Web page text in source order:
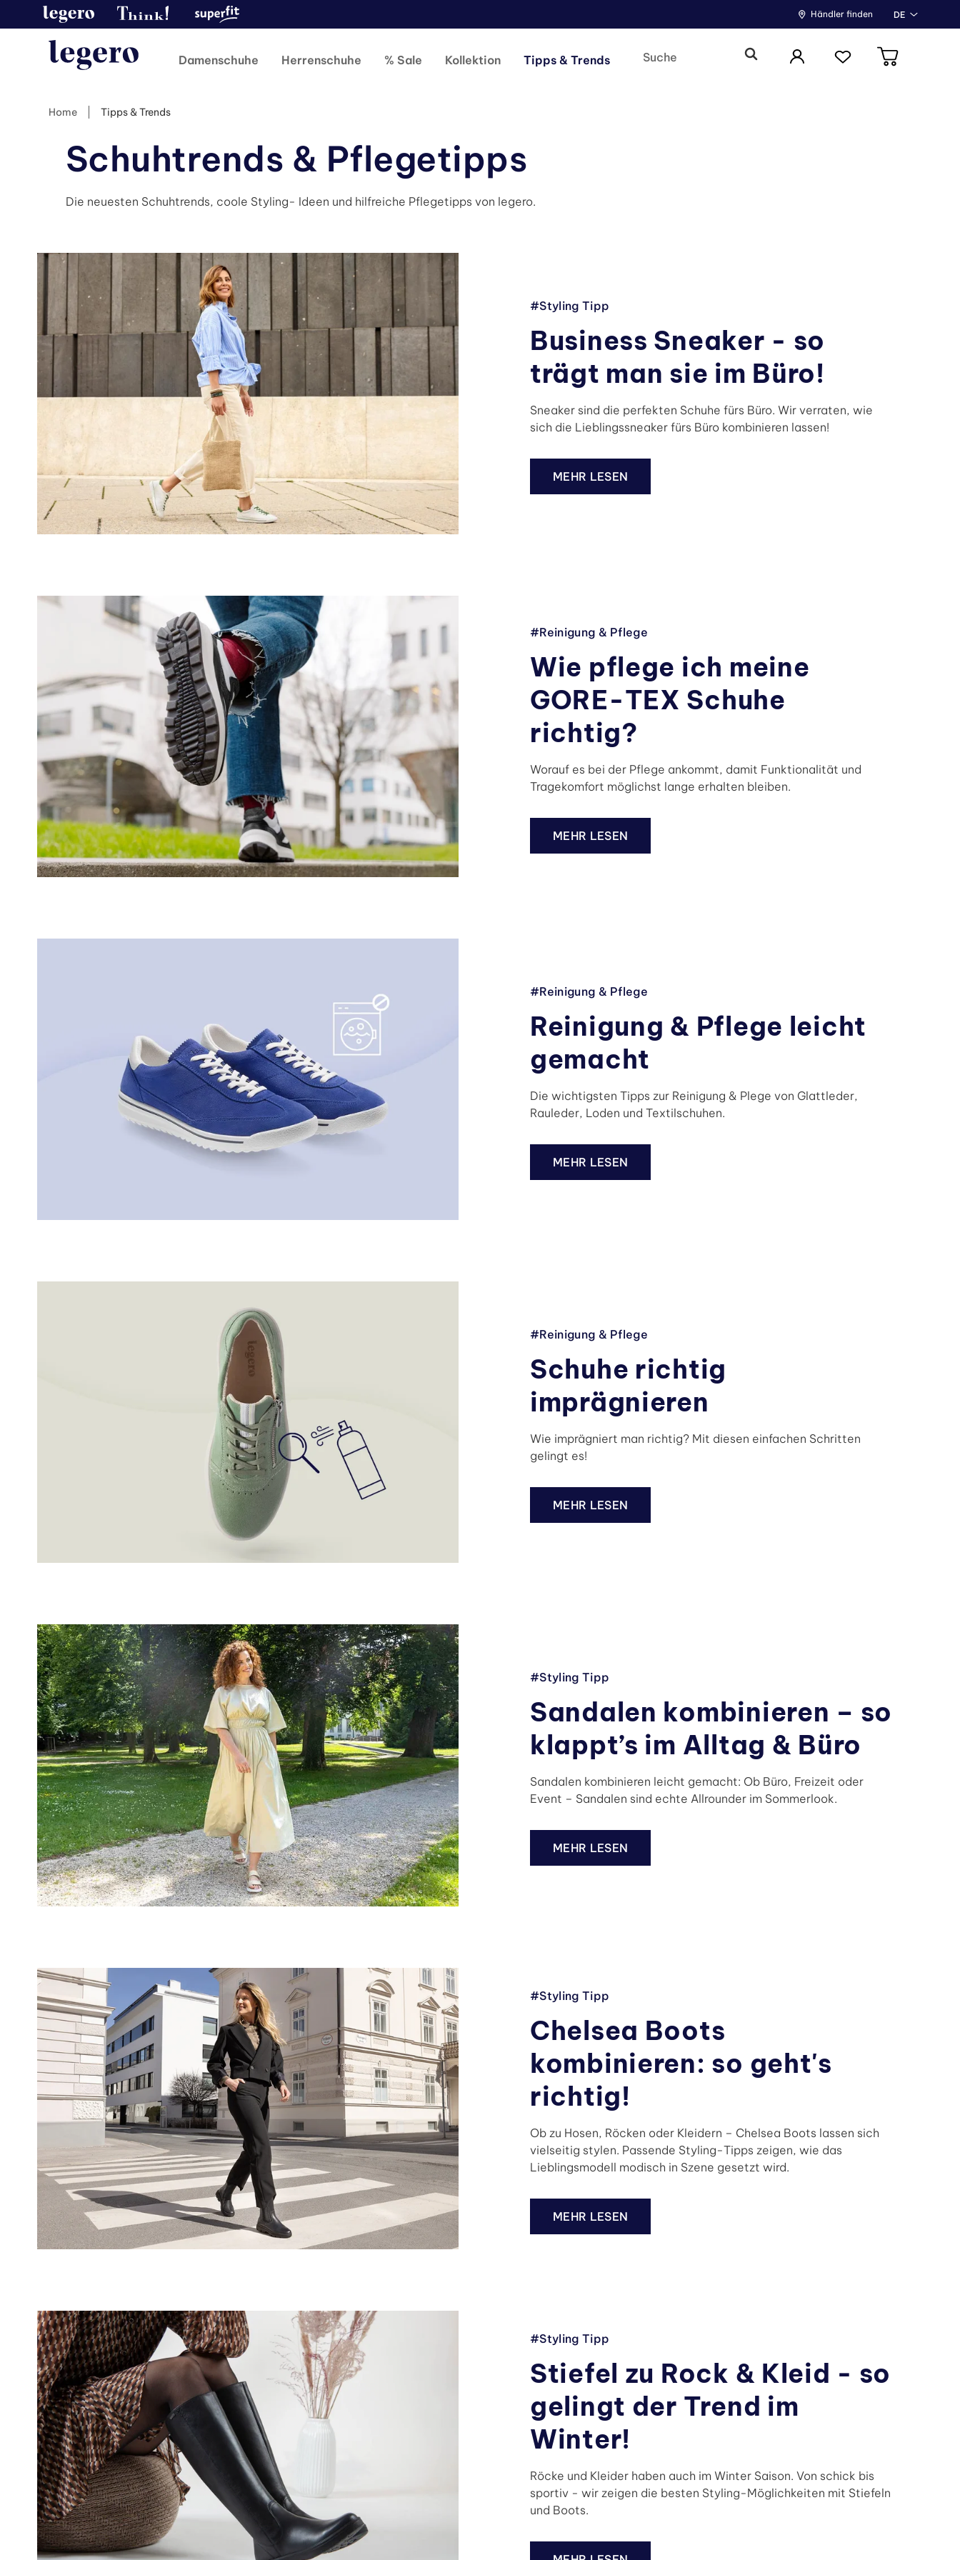
Händler finden DE
Damenschuhe Herrenschuhe % Sale Kollektion Tipps & Trends
Home Tipps & Trends
Schuhtrends & Pflegetipps
Die neuesten Schuhtrends, coole Styling- Ideen und hilfreiche Pflegetipps von legero.
#Styling Tipp
Business Sneaker - so
trägt man sie im Büro!
Sneaker sind die perfekten Schuhe fürs Büro. Wir verraten, wie
sich die Lieblingssneaker fürs Büro kombinieren lassen!
MEHR LESEN
#Reinigung & Pflege
Wie pflege ich meine
GORE-TEX Schuhe
richtig?
Worauf es bei der Pflege ankommt, damit Funktionalität und
Tragekomfort möglichst lange erhalten bleiben.
MEHR LESEN
#Reinigung & Pflege
Reinigung & Pflege leicht
gemacht
Die wichtigsten Tipps zur Reinigung & Plege von Glattleder,
Rauleder, Loden und Textilschuhen.
MEHR LESEN
#Reinigung & Pflege
Schuhe richtig
imprägnieren
Wie imprägniert man richtig? Mit diesen einfachen Schritten
gelingt es!
MEHR LESEN
#Styling Tipp
Sandalen kombinieren – so
klappt’s im Alltag & Büro
Sandalen kombinieren leicht gemacht: Ob Büro, Freizeit oder
Event – Sandalen sind echte Allrounder im Sommerlook.
MEHR LESEN
#Styling Tipp
Chelsea Boots
kombinieren: so geht's
richtig!
Ob zu Hosen, Röcken oder Kleidern – Chelsea Boots lassen sich
vielseitig stylen. Passende Styling-Tipps zeigen, wie das
Lieblingsmodell modisch in Szene gesetzt wird.
MEHR LESEN
#Styling Tipp
Stiefel zu Rock & Kleid - so
gelingt der Trend im
Winter!
Röcke und Kleider haben auch im Winter Saison. Von schick bis
sportiv - wir zeigen die besten Styling-Möglichkeiten mit Stiefeln
und Boots.